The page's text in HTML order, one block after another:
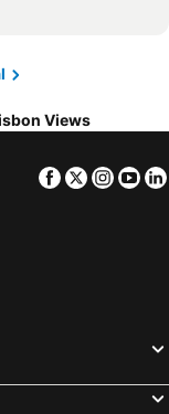
Views
Facebook
Twitter